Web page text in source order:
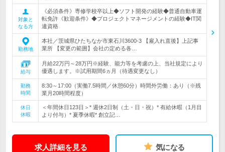
対象と
なる方
《必須条件》専修学校卒以上◆ソフト開発の経験◆普通自動車運
転免許《歓迎条件》◆プロジェクトマネージメントの経験◆IT関
連資格
勤務地
本社／茨城県ひたちなか市東石川3600-3 【雇入れ直後】上記事
業所 【変更の範囲】会社の定める各…
給与
月給22万円～28万円※経験、能力等を考慮の上、当社規定により
優遇します。※試用期間6ヵ月（待遇変更なし）
勤務
時間
8:30～17:00（実働7.5時間／休憩60分）時間外労働：あり（※残
業月20時間程度）
休日
休暇
＜年間休日123日＞* 週休2日制（土・日・祝）* 有給休暇（1月目
より付与）* 夏季休暇* 創立記…
求人詳細を見る 気になる